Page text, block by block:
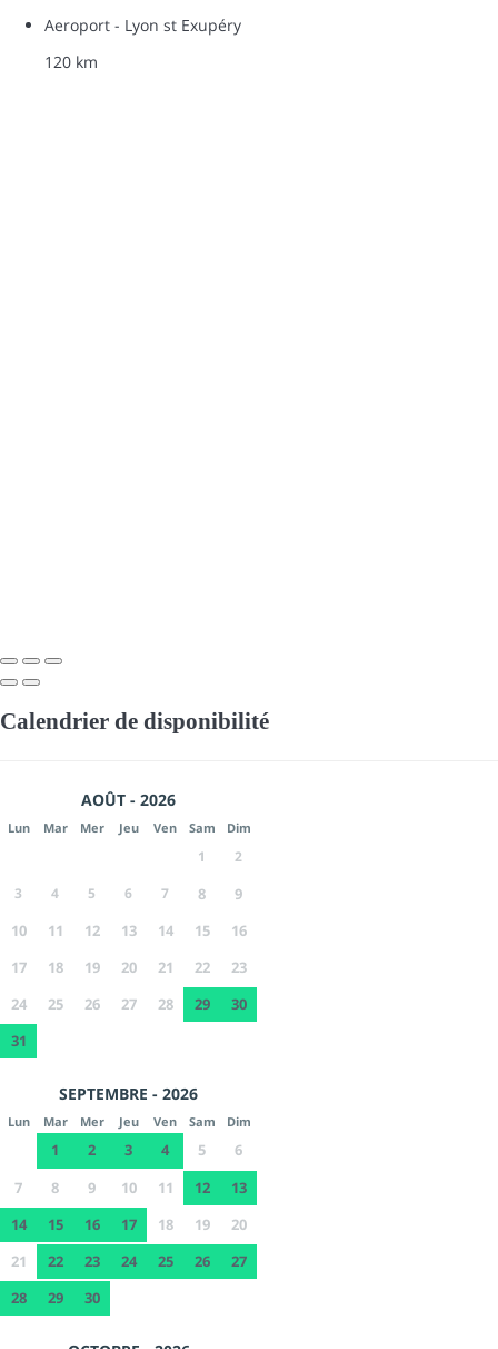
Aeroport - Lyon st Exupéry
120 km
Calendrier de disponibilité
AOÛT - 2026
Lun Mar Mer Jeu Ven Sam Dim
1
2
3
4 5 6 7 8
9
10
11 12 13 14 15
16
17
18 19 20 21 22
23
24
25 26 27 28 29
30
31
SEPTEMBRE - 2026
Lun Mar Mer Jeu Ven Sam Dim
1 2 3 4 5
6
7
8 9 10 11 12
13
14
15 16 17 18 19
20
21
22 23 24 25 26
27
28
29 30